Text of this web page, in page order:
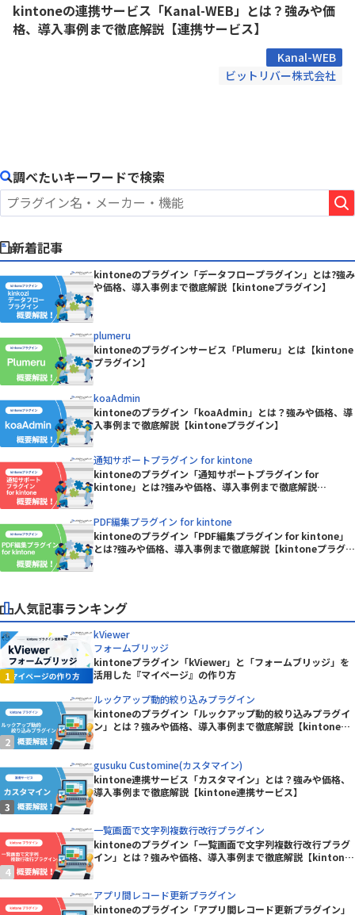
kintoneの連携サービス「Kanal-WEB」とは？強みや価
格、導入事例まで徹底解説【連携サービス】
Kanal-WEB
ビットリバー株式会社
調べたいキーワードで検索
新着記事
kintoneのプラグイン「データフロープラグイン」とは?強み
や価格、導入事例まで徹底解説【kintoneプラグイン】
plumeru
kintoneのプラグインサービス「Plumeru」とは【kintone
プラグイン】
koaAdmin
kintoneのプラグイン「koaAdmin」とは？強みや価格、導
入事例まで徹底解説【kintoneプラグイン】
通知サポートプラグイン for kintone
kintoneのプラグイン「通知サポートプラグイン for
kintone」とは?強みや価格、導入事例まで徹底解説
PDF編集プラグイン for kintone
kintoneのプラグイン「PDF編集プラグイン for kintone」
とは?強みや価格、導入事例まで徹底解説【kintoneプラグイ
人気記事ランキング
kViewer
フォームブリッジ
kintoneプラグイン「kViewer」と「フォームブリッジ」を
活用した『マイページ』の作り方
ルックアップ動的絞り込みプラグイン
kintoneのプラグイン「ルックアップ動的絞り込みプラグイ
ン」とは？強みや価格、導入事例まで徹底解説【kintoneプ
gusuku Customine(カスタマイン)
kintone連携サービス「カスタマイン」とは？強みや価格、
導入事例まで徹底解説【kintone連携サービス】
一覧画面で文字列複数行改行プラグイン
kintoneのプラグイン「一覧画面で文字列複数行改行プラグ
イン」とは？強みや価格、導入事例まで徹底解説【kintone
アプリ間レコード更新プラグイン
kintoneのプラグイン「アプリ間レコード更新プラグイン」